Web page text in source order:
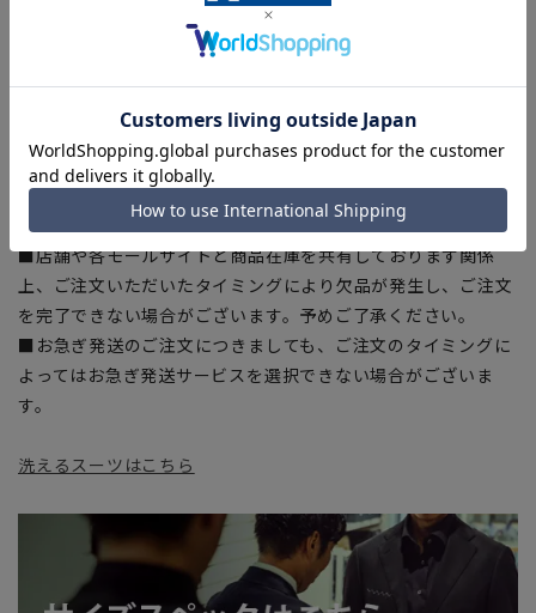
■生地や仕様・デザインにより、着用感や実際のサイズ表に若
干の誤差が生じる場合がございます。予めご了承ください。
商品もございます。
■ブラウザやお使いのモニター環境、また撮影時の室内外の光
加減により、実際の商品と掲載画像の色味が異なる場合がござ
います。
■店舗や各モールサイトと商品在庫を共有しております関係
上、ご注文いただいたタイミングにより欠品が発生し、ご注文
を完了できない場合がございます。予めご了承ください。
■お急ぎ発送のご注文につきましても、ご注文のタイミングに
よってはお急ぎ発送サービスを選択できない場合がございま
す。
洗えるスーツはこちら